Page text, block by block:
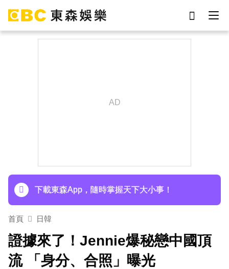
下載東森App，隨時掌握天下大小事！
首頁 日韓
證據來了！Jennie爆秘戀中國頂
流 「身分、合照」曝光